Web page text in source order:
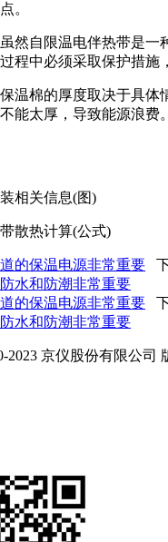
。
然自限温电伴热带是一
程中必须采取保护措施
温棉的厚度取决于具体
能太厚，导致能源浪费
相关信息(图)
散热计算(公式)
的保温电源非常重要
水和防潮非常重要
的保温电源非常重要
水和防潮非常重要
2023 京仪股份有限公司